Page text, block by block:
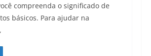
compreenda o significado de
básicos. Para ajudar na